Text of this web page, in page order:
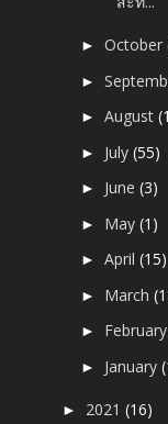
►October
►
►August
► July(55)
► June(3)
► May(1)
►April(15)
► March
►
► January
► 2021(16)